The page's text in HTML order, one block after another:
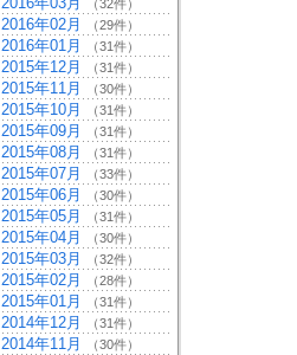
（32件）
2016年02月 （29件）
2016年01月 （31件）
2015年12月 （31件）
2015年11月 （30件）
2015年10月 （31件）
2015年09月 （31件）
2015年08月 （31件）
2015年07月 （33件）
2015年06月 （30件）
2015年05月 （31件）
2015年04月 （30件）
2015年03月 （32件）
2015年02月 （28件）
2015年01月 （31件）
2014年12月 （31件）
2014年11月 （30件）